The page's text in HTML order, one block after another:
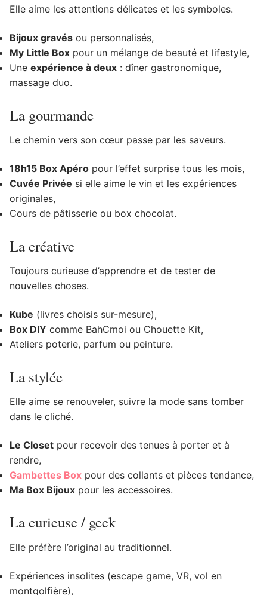
Elle aime les attentions délicates et les symboles.
Bijoux gravés ou personnalisés,
My Little Box pour un mélange de beauté et lifestyle,
Une expérience à deux : dîner gastronomique,
massage duo.
La gourmande
Le chemin vers son cœur passe par les saveurs.
18h15 Box Apéro pour l’effet surprise tous les mois,
Cuvée Privée si elle aime le vin et les expériences
originales,
Cours de pâtisserie ou box chocolat.
La créative
Toujours curieuse d’apprendre et de tester de
nouvelles choses.
Kube (livres choisis sur-mesure),
Box DIY comme BahCmoi ou Chouette Kit,
Ateliers poterie, parfum ou peinture.
La stylée
Elle aime se renouveler, suivre la mode sans tomber
dans le cliché.
Le Closet pour recevoir des tenues à porter et à
rendre,
Gambettes Box pour des collants et pièces tendance,
Ma Box Bijoux pour les accessoires.
La curieuse / geek ‍
Elle préfère l’original au traditionnel.
Expériences insolites (escape game, VR, vol en
montgolfière),